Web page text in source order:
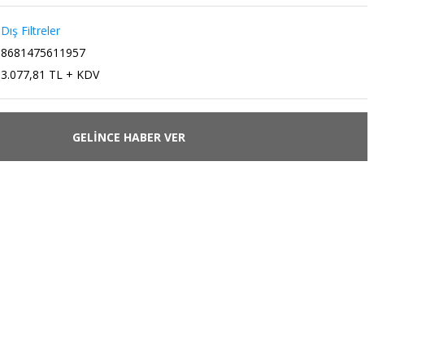
Dış Filtreler
8681475611957
3.077,81 TL + KDV
GELİNCE HABER VER